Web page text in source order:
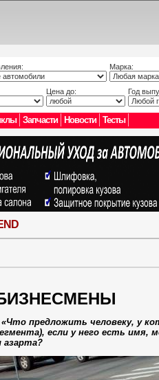
Марка:
Цена до: Год
Запчасти Новости Тесты
предложить человеку, у
если у него есть
азарта?